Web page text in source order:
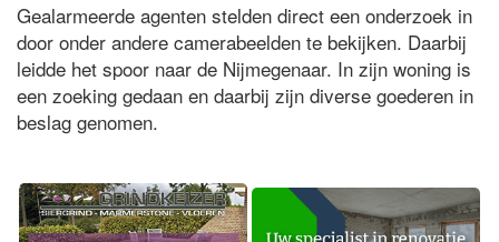
Gealarmeerde agenten stelden direct een onderzoek in
door onder andere camerabeelden te bekijken. Daarbij
leidde het spoor naar de Nijmegenaar. In zijn woning is
een zoeking gedaan en daarbij zijn diverse goederen in
beslag genomen.
DOWNLOAD ONZE APP!